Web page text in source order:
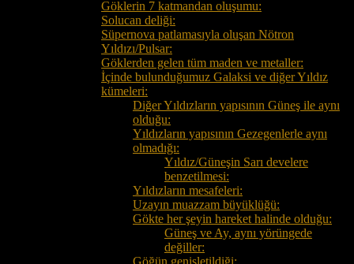
Göklerin 7 katmandan oluşumu:
Solucan deliği:
Süpernova patlamasıyla oluşan Nötron
Yıldızı/Pulsar:
Göklerden gelen tüm maden ve metaller:
İçinde bulunduğumuz Galaksi ve diğer Yıldız
kümeleri:
Diğer Yıldızların yapısının Güneş ile aynı
olduğu:
Yıldızların yapısının Gezegenlerle aynı
olmadığı:
Yıldız/Güneşin Sarı develere
benzetilmesi:
Yıldızların mesafeleri:
Uzayın muazzam büyüklüğü:
Gökte her şeyin hareket halinde olduğu:
Güneş ve Ay, aynı yörüngede
değiller:
Göğün genişletildiği: